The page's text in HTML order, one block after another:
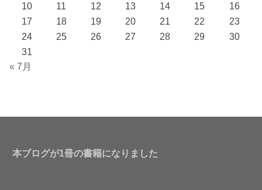
10
11 12 13 14 15
16
17
18 19 20 21 22
23
24
25 26 27 28 29
30
31
« 7月
本ブログが1冊の書籍になりました